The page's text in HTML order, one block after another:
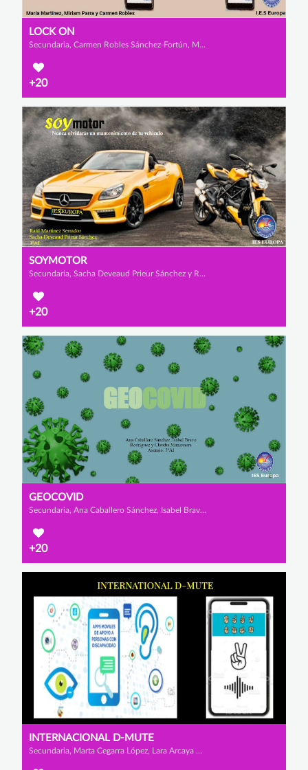
LOCK ON
Secundaria, Carmen Robles Sánchez-Fortún, Miriam Parra Sánchez y María Martínez López
+20
SOYMOTOR
Secundaria, Sacha Deveaud Prieur Sánchez y Raúl Martínez Serrador
+20
GEOCOVID
Secundaria, Ana Caballero Sánchez, Isabel Bravo Rodríguez y Claudia Manzanero Asensio
+20
INTERNACIONAL D-MUTE
Secundaria, Marta Cegarra López, Lara Arcaya Brito y Alexandru Rares Iamendi